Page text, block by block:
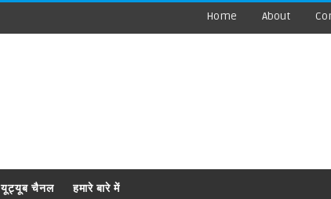
Home About
यूट्यूब चैनल हमारे बारे में